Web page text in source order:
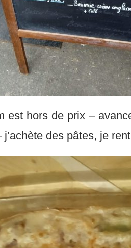
est hors de prix –
des pâtes, je